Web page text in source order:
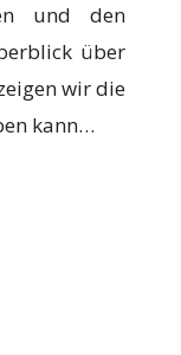
und den
über
wir die
kann…